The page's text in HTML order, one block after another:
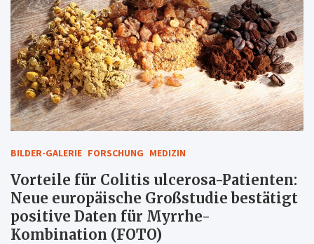
BILDER-GALERIE FORSCHUNG MEDIZIN
Vorteile für Colitis ulcerosa-Patienten:
Neue europäische Großstudie bestätigt
positive Daten für Myrrhe-
Kombination (FOTO)